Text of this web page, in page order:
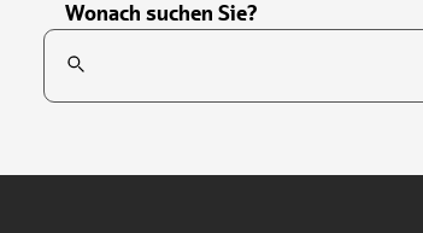
Wonach suchen Sie?
Suchfeld